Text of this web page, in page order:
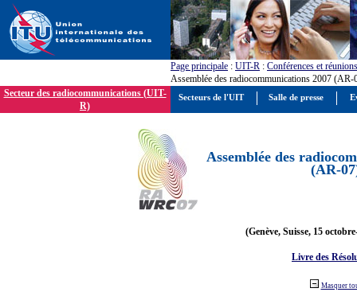
Page principale : UIT-R : Conférences et réunions
Assemblée des radiocommunications 2007 (AR-
Secteur des radiocommunications (UIT-
R)
Assemblée des
(AR-
(Genève, Suisse, 15
Livre des
Masquer
Secteurs de l'UIT Salle de presse